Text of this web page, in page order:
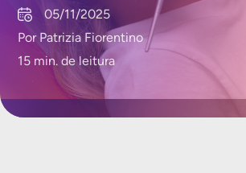
05/11/2025
Por Patrizia Fiorentino
15 min. de leitura